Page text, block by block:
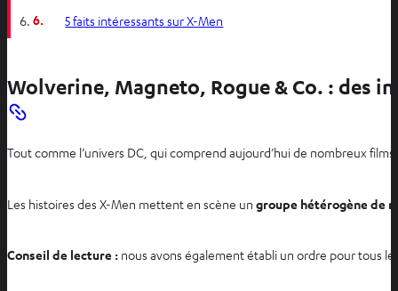
6. 5 faits intéressants sur X-Men
Wolverine, Magneto, Rogue & Co. : des
Tout comme l’univers DC, qui comprend aujourd’hui de nombreux
Les histoires des X-Men mettent en scène un groupe hétérogène de
Conseil de lecture : nous avons également établi un ordre pour tous